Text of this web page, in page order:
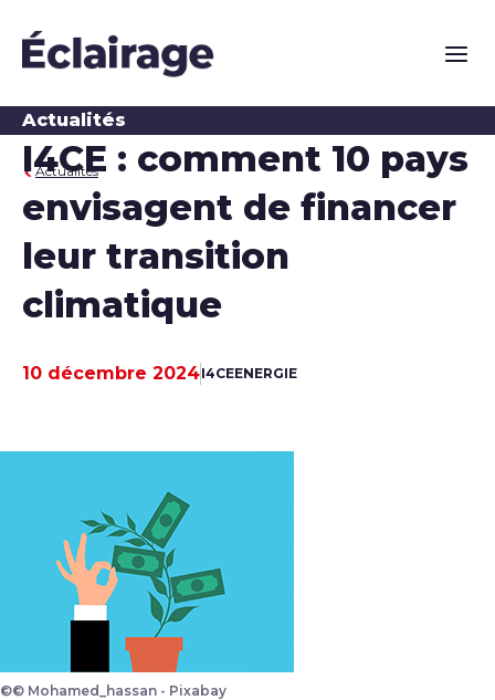
Actualités
Actualités
I4CE : comment 10 pays
envisagent de financer
leur transition
climatique
Date de publication
10 décembre 2024I4CEENERGIE
©© Mohamed_hassan - Pixabay